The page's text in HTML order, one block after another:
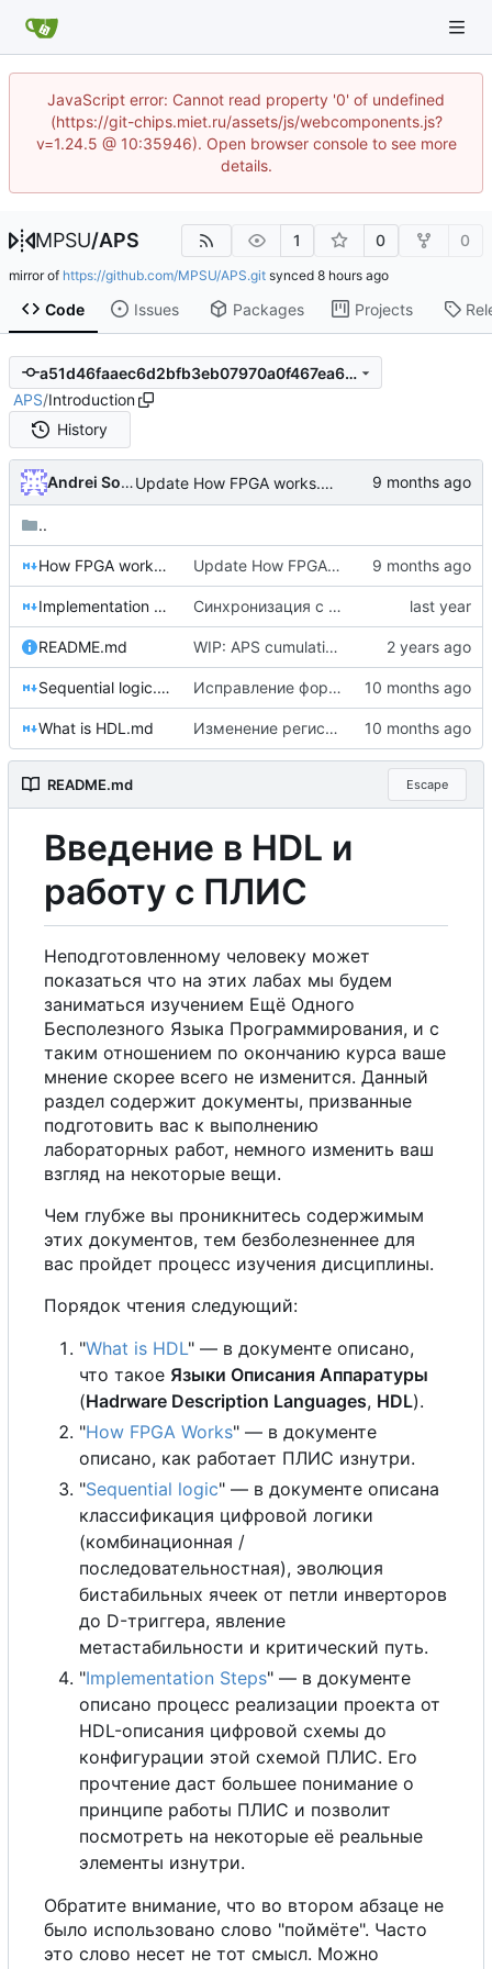
JavaScript error: Cannot read property '0' of undefined
(https://git-chips.miet.ru/assets/js/webcomponents.js?
v=1.24.5 @ 10:35946). Open browser console to see more
details.
MPSU/APS 1 0 0
mirror of https://github.com/MPSU/APS.git synced
Code Issues Packages Projects
a51d46faaec6d2bfb3eb07970a0f467ea6c1235f
APS/Introduction
History
Andrei Solodovnikov Update How FPGA works.md
..
How FPGA works.md Update How FPGA works.md
Implementation steps.md Синхронизация с правками публикуемого издания (
README.md WIP: APS cumulative update ( #98)
Sequential logic.md Исправление формулировки в итогах главы последовательностной логики
What is HDL.md Изменение регистра в ссылках на заголовки (
README.md Escape
Введение в HDL и
работу с ПЛИС
Неподготовленному человеку может
показаться что на этих лабах мы будем
заниматься изучением Ещё Одного
Бесполезного Языка Программирования, и с
таким отношением по окончанию курса ваше
мнение скорее всего не изменится. Данный
раздел содержит документы, призванные
подготовить вас к выполнению
лабораторных работ, немного изменить ваш
взгляд на некоторые вещи.
Чем глубже вы проникнитесь содержимым
этих документов, тем безболезненнее для
вас пройдет процесс изучения дисциплины.
Порядок чтения следующий:
"What is HDL" — в документе описано,
что такое Языки Описания Аппаратуры
(Hadrware Description Languages, HDL).
"How FPGA Works" — в документе
описано, как работает ПЛИС изнутри.
"Sequential logic" — в документе описана
классификация цифровой логики
(комбинационная /
последовательностная), эволюция
бистабильных ячеек от петли инверторов
до D-триггера, явление
метастабильности и критический путь.
"Implementation Steps" — в документе
описано процесс реализации проекта от
HDL-описания цифровой схемы до
конфигурации этой схемой ПЛИС. Его
прочтение даст большее понимание о
принципе работы ПЛИС и позволит
посмотреть на некоторые её реальные
элементы изнутри.
Обратите внимание, что во втором абзаце не
было использовано слово "поймёте". Часто
это слово несет не тот смысл. Можно